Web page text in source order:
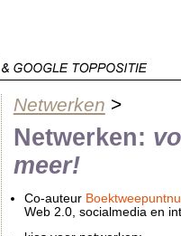
Netwerken >
Netwerken:
meer!
Co-auteur
Web 2.0, socialmedia en